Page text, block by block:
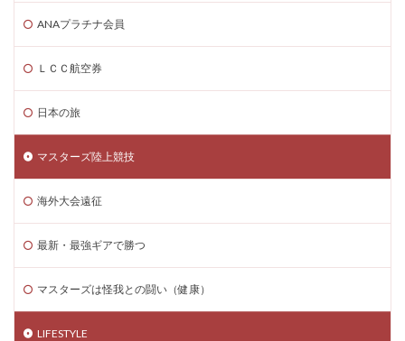
ANAプラチナ会員
ＬＣＣ航空券
日本の旅
マスターズ陸上競技
海外大会遠征
最新・最強ギアで勝つ
マスターズは怪我との闘い（健康）
LIFESTYLE